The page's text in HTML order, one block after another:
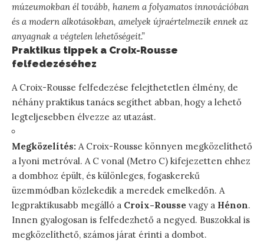
múzeumokban él tovább, hanem a folyamatos innovációban
és a modern alkotásokban, amelyek újraértelmezik ennek az
anyagnak a végtelen lehetőségeit.”
Praktikus tippek a Croix-Rousse
felfedezéséhez
A Croix-Rousse felfedezése felejthetetlen élmény, de
néhány praktikus tanács segíthet abban, hogy a lehető
legteljesebben élvezze az utazást.
Megközelítés: A Croix-Rousse könnyen megközelíthető
a lyoni metróval. A C vonal (Metro C) kifejezetten ehhez
a dombhoz épült, és különleges, fogaskerekű
üzemmódban közlekedik a meredek emelkedőn. A
legpraktikusabb megálló a Croix-Rousse vagy a Hénon.
Innen gyalogosan is felfedezhető a negyed. Buszokkal is
megközelíthető, számos járat érinti a dombot.